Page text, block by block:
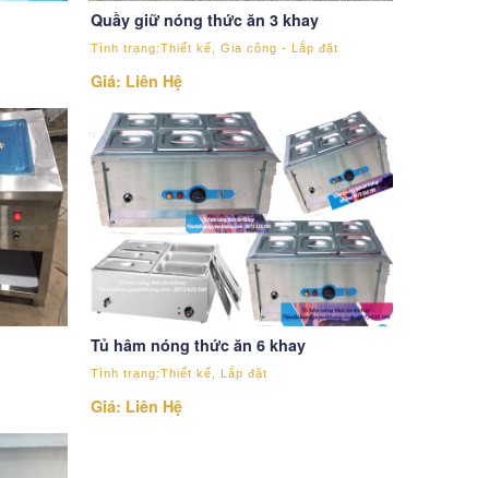
Quầy giữ nóng thức ăn 3 khay
Tình trạng:Thiết kế, Gia công - Lắp đặt
Giá: Liên Hệ
Tủ hâm nóng thức ăn 6 khay
Tình trạng:Thiết kế, Lắp đặt
Giá: Liên Hệ